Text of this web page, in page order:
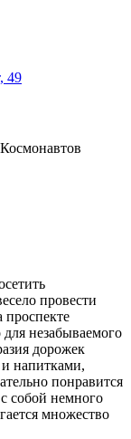
49
провести
проспекте
незабываемого
дорожек
напитками,
понравится
собой немного
множество